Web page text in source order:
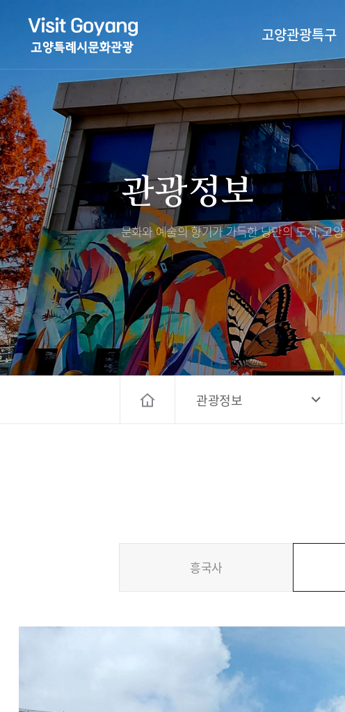
고양관광특구
관광특화거리
TV속 고양 나들이
야경 나들이
자전거 나들이
도보관광 나들이
DMZ평화의길
대표축제
축제/행사
고양관광정보센터 소개
층별안내
편의시설
오시는길
고양시관광협의회
고양컨벤션뷰로
경기관광
대한민국 구석구석
관광정보
문화와 예술의 향기가 가득한낭만의 도시, 고양
관광정보
흥국사